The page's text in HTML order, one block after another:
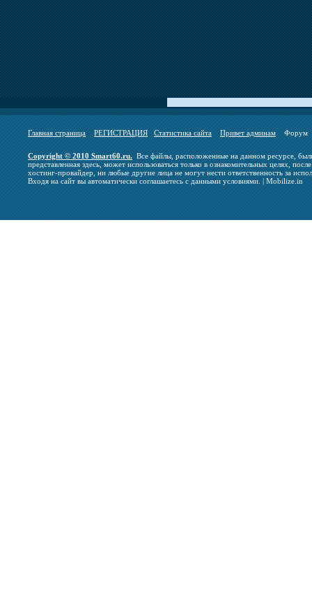
Главная страница РЕГИСТРАЦИЯ Статистика сайта Привет админам
Copyright © 2010 Smart60.ru. Все файлы, расположенные на данном ресурсе,
представленная здесь, может использоваться только в ознакомительных целях,
хостинг-провайдер, ни любые другие лица не могут нести ответственность за
Входя на сайт вы автоматически соглашаетесь с данными условиями. | Mobilize.in